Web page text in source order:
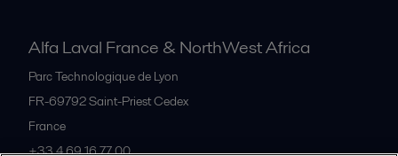
Alfa Laval France & NorthWest Africa
Parc Technologique de Lyon
FR-69792Saint-Priest Cedex
France
+33 4 69 16 77 00